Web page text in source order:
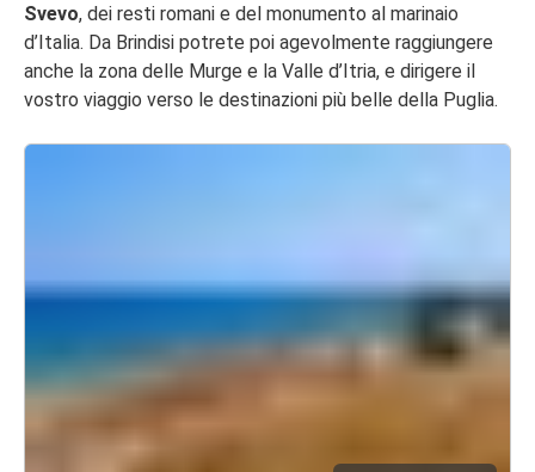
Svevo, dei resti romani e del monumento al marinaio
d’Italia. Da Brindisi potrete poi agevolmente raggiungere
anche la zona delle Murge e la Valle d’Itria, e dirigere il
vostro viaggio verso le destinazioni più belle della Puglia.